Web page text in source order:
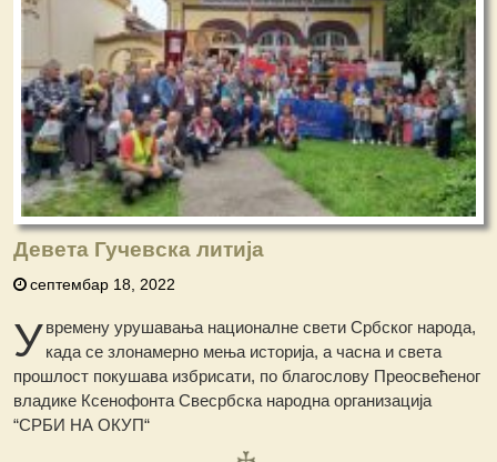
Девета Гучевска литија
септембар 18, 2022
Увремену урушавања националне свети Србског народа,
када се злонамерно мења историја, а часна и света
прошлост покушава избрисати, по благослову Преосвећеног
владике Ксенофонта Свесрбска народна организација
“СРБИ НА ОКУП“